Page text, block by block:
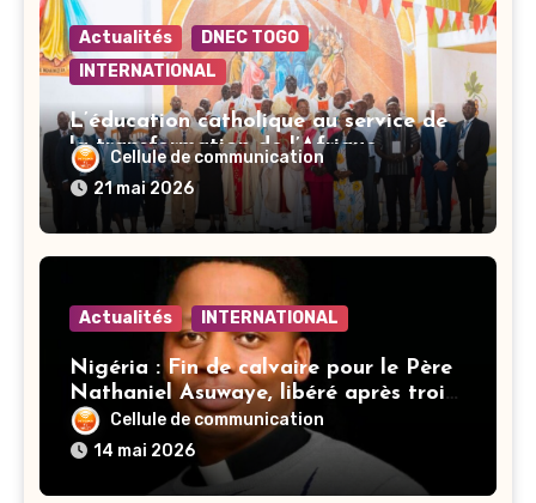
Actualités
DNEC TOGO
INTERNATIONAL
L’éducation catholique au service de
la transformation de l’Afrique
Cellule de communication
21 mai 2026
Actualités INTERNATIONAL
Nigéria : Fin de calvaire pour le Père
Nathaniel Asuwaye, libéré après trois
mois de captivité
Cellule de communication
14 mai 2026